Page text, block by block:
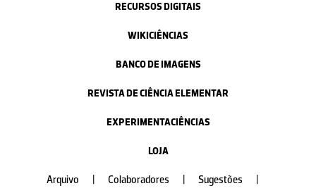
RECURSOS DIGITAIS
WIKICIÊNCIAS
BANCO DE IMAGENS
REVISTA DE CIÊNCIA ELEMENTAR
EXPERIMENTACIÊNCIAS
LOJA
Arquivo Colaboradores Sugestões